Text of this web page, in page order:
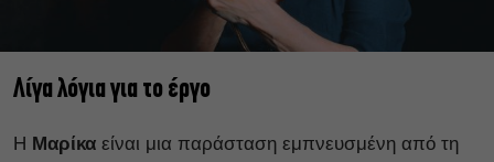
Λίγα λόγια για το έργο
Η Μαρίκα είναι μια παράσταση εμπνευσμένη από τη